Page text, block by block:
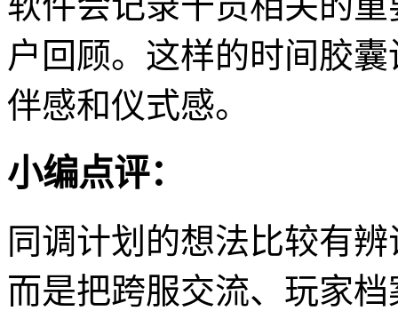
户回顾。这样的时间胶
伴感和仪式感。
小编点评：
同调计划的想法比较有
而是把跨服交流、玩家